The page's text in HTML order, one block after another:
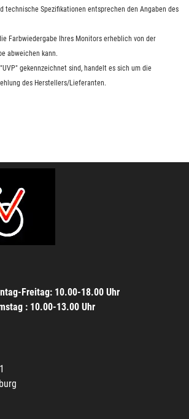
technische Spezifikationen entsprechen den Angaben des
Farbwiedergabe Ihres Monitors erheblich von der
abweichen kann.
gekennzeichnet sind, handelt es sich um die
des Herstellers/Lieferanten.
Freitag: 10.00-18.00 Uhr
: 10.00-13.00 Uhr